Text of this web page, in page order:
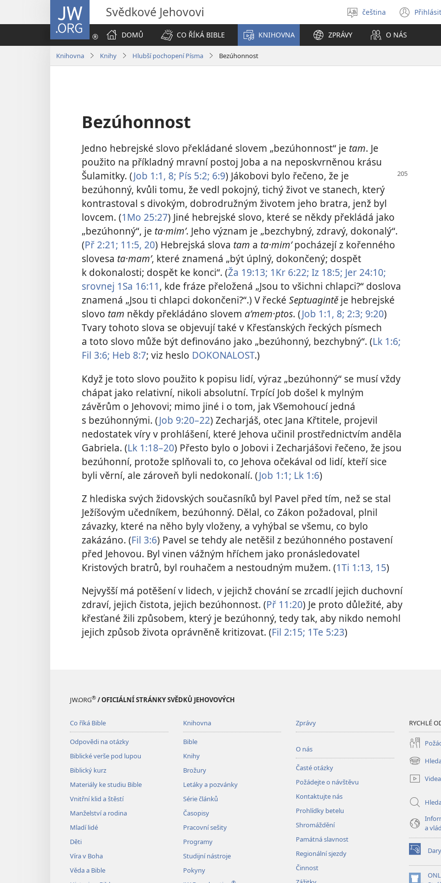
JW.ORG Svědkové Jehovovi
Vybrat
jazyk
čeština
nové
DOMŮ
CO ŘÍKÁ BIBLE KNIHOVNA ZPRÁVY O NÁS
Knihovna Knihy Hlubší pochopení Písma Bezúhonnost
Bezúhonnost
Jedno hebrejské slovo překládané slovem „bezúhonnost“ je tam. Je
použito na příkladný mravní postoj Joba a na neposkvrněnou krásu
Šulamitky. (Job 1:1, 8; Pís 5:2; 6:9) Jákobovi bylo řečeno, že je
bezúhonný, kvůli tomu, že vedl pokojný, tichý život ve stanech, který
kontrastoval s divokým, dobrodružným životem jeho bratra, jenž byl
lovcem. (1Mo 25:27) Jiné hebrejské slovo, které se někdy překládá jako
„bezúhonný“, je ta·mimʹ. Jeho význam je „bezchybný, zdravý, dokonalý“.
(Př 2:21; 11:5, 20) Hebrejská slova tam a ta·mimʹpocházejí z kořenného
slovesa ta·mamʹ, které znamená „být úplný, dokončený; dospět
k dokonalosti; dospět ke konci“. (Ža 19:13; 1Kr 6:22; Iz 18:5; Jer 24:10;
srovnej 1Sa 16:11, kde fráze přeložená „Jsou to všichni chlapci?“ doslova
znamená „Jsou ti chlapci dokončeni?“.) V řecké Septuagintěje hebrejské
slovo tam někdy překládáno slovem aʹmem·ptos. (Job 1:1, 8; 2:3; 9:20)
Tvary tohoto slova se objevují také v Křesťanských řeckých písmech
a toto slovo může být definováno jako „bezúhonný, bezchybný“. (Lk 1:6;
Fil 3:6; Heb 8:7; viz heslo DOKONALOST.)
Když je toto slovo použito k popisu lidí, výraz „bezúhonný“ se musí vždy
chápat jako relativní, nikoli absolutní. Trpící Job došel k mylným
závěrům o Jehovovi; mimo jiné i o tom, jak Všemohoucí jedná
s bezúhonnými. (Job 9:20–22) Zecharjáš, otec Jana Křtitele, projevil
nedostatek víry v prohlášení, které Jehova učinil prostřednictvím anděla
Gabriela. (Lk 1:18–20) Přesto bylo o Jobovi i Zecharjášovi řečeno, že jsou
bezúhonní, protože splňovali to, co Jehova očekával od lidí, kteří sice
byli věrní, ale zároveň byli nedokonalí. (Job 1:1; Lk 1:6)
Z hlediska svých židovských současníků byl Pavel před tím, než se stal
Ježíšovým učedníkem, bezúhonný. Dělal, co Zákon požadoval, plnil
závazky, které na něho byly vloženy, a vyhýbal se všemu, co bylo
zakázáno. (Fil 3:6) Pavel se tehdy ale netěšil z bezúhonného postavení
před Jehovou. Byl vinen vážným hříchem jako pronásledovatel
Kristových bratrů, byl rouhačem a nestoudným mužem. (1Ti 1:13, 15)
Nejvyšší má potěšení v lidech, v jejichž chování se zrcadlí jejich duchovní
zdraví, jejich čistota, jejich bezúhonnost. (Př 11:20) Je proto důležité, aby
křesťané žili způsobem, který je bezúhonný, tedy tak, aby nikdo nemohl
jejich způsob života oprávněně kritizovat. (Fil 2:15; 1Te 5:23)
JW.ORG® / OFICIÁLNÍ STRÁNKY SVĚDKŮ JEHOVOVÝCH
Co říká Bible
Odpovědi na otázky
Biblické verše pod lupou
Biblický kurz
Materiály ke studiu Bible
Vnitřní klid a štěstí
Manželství a rodina
Mladí lidé
Děti
Víra v Boha
Věda a Bible
Knihovna
Bible
Knihy
Brožury
Letáky a pozvánky
Série článků
Časopisy
Pracovní sešity
Programy
Studijní nástroje
Pokyny
Zprávy
O nás
Časté otázky
Požádejte o návštěvu
Kontaktujte nás
Prohlídky betelu
Shromáždění
Památná slavnost
Regionální sjezdy
Činnost
RYCHLÉ
(otevřeno
nové
okno)
Videa
a
Dary
(otevřeno
nové
okno)